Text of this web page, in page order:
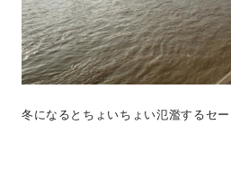
冬になるとちょいちょい氾濫するセー